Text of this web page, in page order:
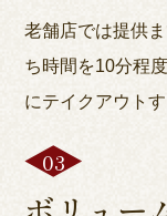
老舗店では提供
ち時間を10分程
にテイクアウト